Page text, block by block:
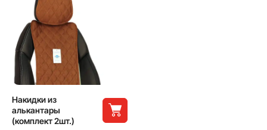
Накидки из
алькантары
(комплект 2шт.)